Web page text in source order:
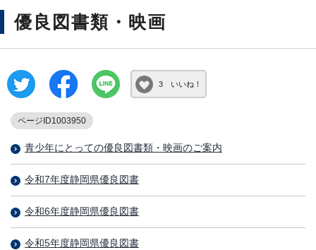
優良図書類・映画
3 いいね！
ページID1003950
青少年にとっての優良図書類・映画のご案内
令和7年度静岡県優良図書
令和6年度静岡県優良図書
令和5年度静岡県優良図書